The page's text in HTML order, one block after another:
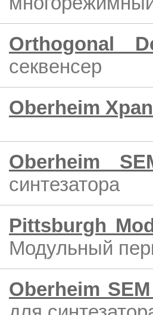
Orthogonal
секвенсер
Oberheim
Oberheim
синтезатора
Pittsburgh
Модульный
Oberheim